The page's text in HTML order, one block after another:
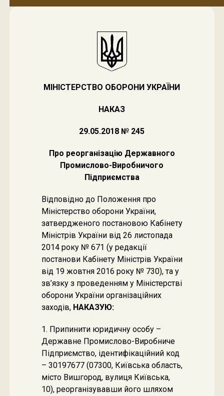
МІНІСТЕРСТВО ОБОРОНИ УКРАЇНИ
НАКАЗ
29.05.2018 № 245
Про реорганізацію Державного
Промислово-Виробничого
Підприємства
Відповідно до Положення про
Міністерство оборони України,
затвердженого постановою Кабінету
Міністрів України від 26 листопада
2014 року № 671 (у редакції
постанови Кабінету Міністрів України
від 19 жовтня 2016 року № 730), та у
зв’язку з проведенням у Міністерстві
оборони України організаційних
заходів, НАКАЗУЮ:
1. Припинити юридичну особу –
Державне Промислово-Виробниче
Підприємство, ідентифікаційний код
– 30197677 (07300, Київська область,
місто Вишгород, вулиця Київська,
10), реорганізувавши його шляхом